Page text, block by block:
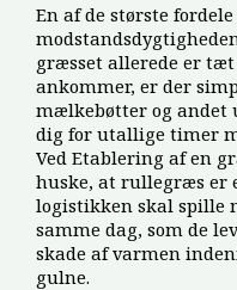
En af de største
græsset allerede er
ankommer, er der
mælkebøtter og andet
dig for utallige timer
Ved Etablering af en
huske, at rullegræs er
logistikken skal spille
samme dag, som de
skade af varmen
gulne.